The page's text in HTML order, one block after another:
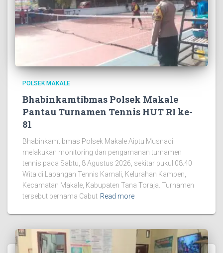
POLSEK MAKALE
Bhabinkamtibmas Polsek Makale
Pantau Turnamen Tennis HUT RI ke-
81
Bhabinkamtibmas Polsek Makale Aiptu Musnadi
melakukan monitoring dan pengamanan turnamen
tennis pada Sabtu, 8 Agustus 2026, sekitar pukul 08.40
Wita di Lapangan Tennis Kamali, Kelurahan Kampen,
Kecamatan Makale, Kabupaten Tana Toraja. Turnamen
tersebut bernama Cabut Read more